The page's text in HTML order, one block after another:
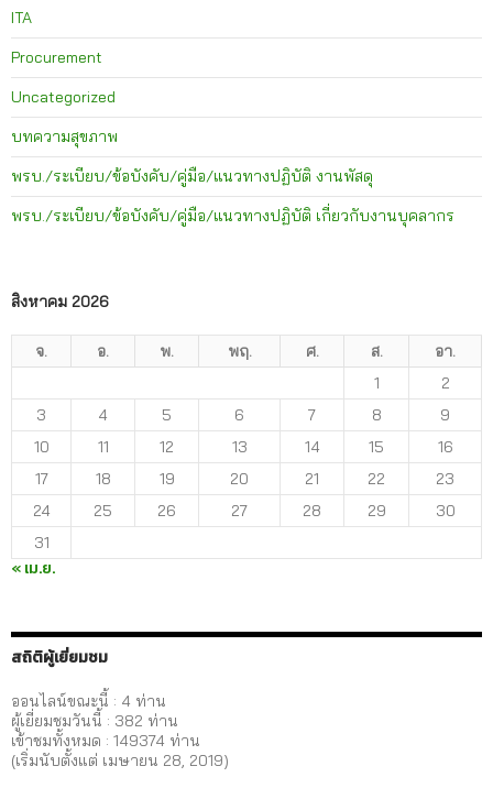
ITA
Procurement
Uncategorized
บทความสุขภาพ
พรบ./ระเบียบ/ข้อบังคับ/คู่มือ/แนวทางปฏิบัติ งานพัสดุ
พรบ./ระเบียบ/ข้อบังคับ/คู่มือ/แนวทางปฏิบัติ เกี่ยวกับงานบุคลากร
สิงหาคม 2026
จ. อ. พ. พฤ. ศ. ส.
อา.
1
2
3
4 5 6 7 8
9
10
11 12 13 14 15
16
17
18 19 20 21 22
23
24
25 26 27 28 29
30
31
« เม.ย.
สถิติผู้เยี่ยมชม
ออนไลน์ขณะนี้ : 4 ท่าน
ผู้เยี่ยมชมวันนี้ : 382 ท่าน
เข้าชมทั้งหมด : 149374 ท่าน
(เริ่มนับตั้งแต่ เมษายน 28, 2019)